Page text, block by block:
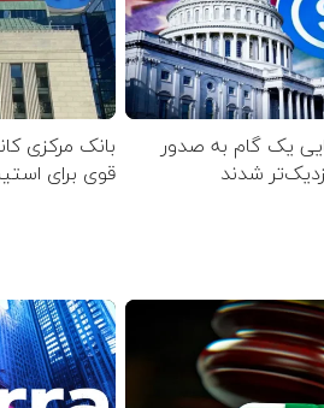
یک گام به صدور
شدند
بانک مرکزی
قوی برای